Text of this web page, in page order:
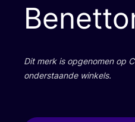
Dit merk is opge­no­men op
onder­staan­de winkels.